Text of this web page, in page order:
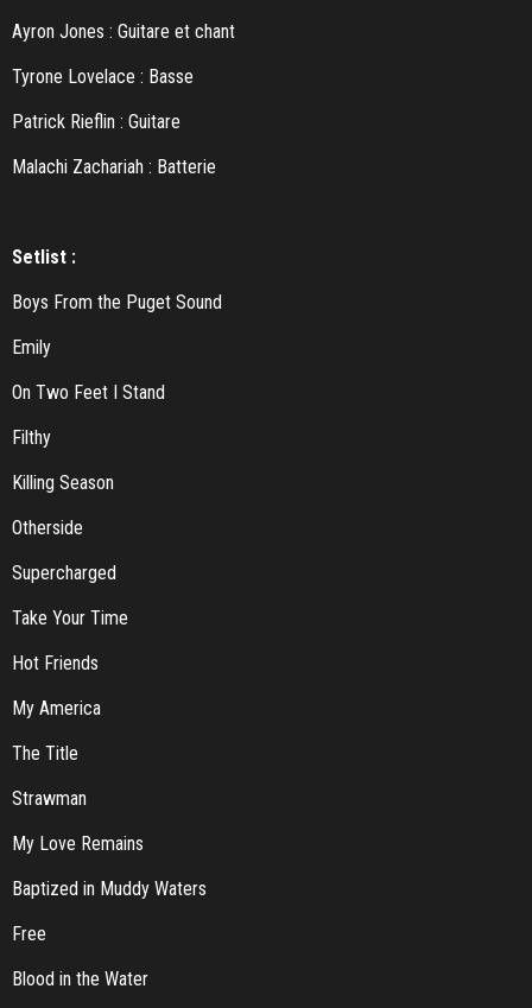
Ayron Jones : Guitare et chant
Tyrone Lovelace : Basse
Patrick Rieflin : Guitare
Malachi Zachariah : Batterie
Setlist :
Boys From the Puget Sound
Emily
On Two Feet I Stand
Filthy
Killing Season
Otherside
Supercharged
Take Your Time
Hot Friends
My America
The Title
Strawman
My Love Remains
Baptized in Muddy Waters
Free
Blood in the Water